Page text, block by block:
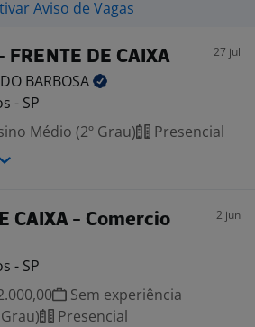
Aviso de Vagas
FRENTE DE CAIXA 27 jul
BARBOSA
- SP
Médio (2º Grau)
Presencial
CAIXA - Comercio 2 jun
- SP
Sem experiência
Presencial